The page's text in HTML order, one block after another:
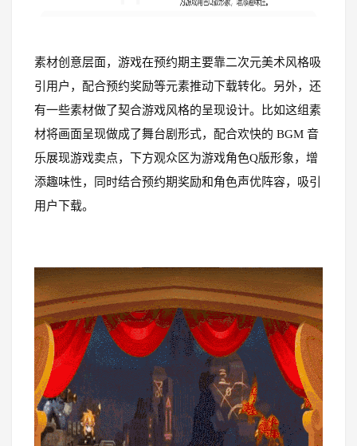
素材创意层面，游戏在预约期主要靠二次元美术风格吸
引用户，配合预约奖励等元素推动下载转化。另外，还
有一些素材做了契合游戏风格的呈现设计。比如这组素
材将画面呈现做成了舞台剧形式，配合欢快的 BGM 音
乐展现游戏卖点，下方观众区为游戏角色Q版形象，增
添趣味性，同时结合预约期奖励和角色声优阵容，吸引
用户下载。